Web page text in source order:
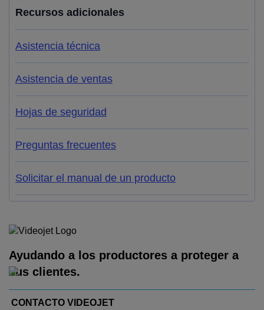
Recursos adicionales
Asistencia técnica
Asistencia de ventas
Hojas de seguridad
Preguntas frecuentes
Solicitar el manual de un producto
Ayudando a los productores a proteger a
sus clientes.
CONTACTO VIDEOJET